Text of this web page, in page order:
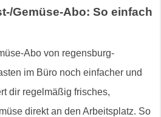
Gemüse-Abo: So einfach
Abo von regensburg-
im Büro noch einfacher und
dir regelmäßig frisches,
direkt an den Arbeitsplatz. So